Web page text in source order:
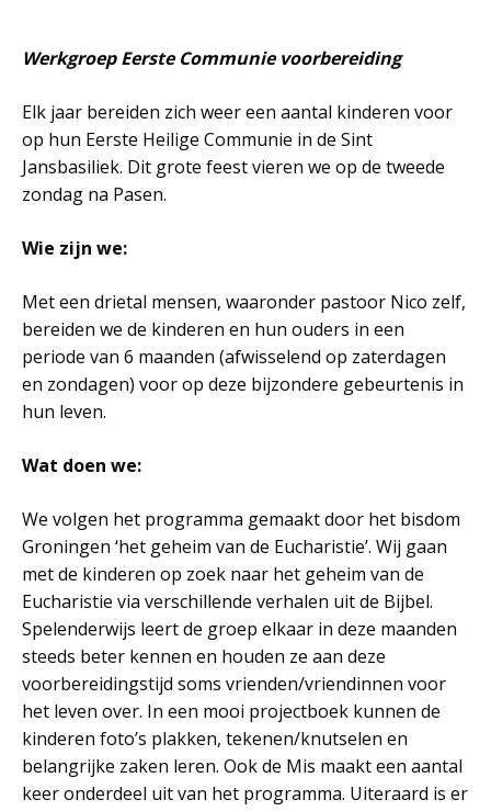
Werkgroep Eerste Communie voorbereiding
Elk jaar bereiden zich weer een aantal kinderen voor
op hun Eerste Heilige Communie in de Sint
Jansbasiliek. Dit grote feest vieren we op de tweede
zondag na Pasen.
Wie zijn we:
Met een drietal mensen, waaronder pastoor Nico zelf,
bereiden we de kinderen en hun ouders in een
periode van 6 maanden (afwisselend op zaterdagen
en zondagen) voor op deze bijzondere gebeurtenis in
hun leven.
Wat doen we:
We volgen het programma gemaakt door het bisdom
Groningen ‘het geheim van de Eucharistie’. Wij gaan
met de kinderen op zoek naar het geheim van de
Eucharistie via verschillende verhalen uit de Bijbel.
Spelenderwijs leert de groep elkaar in deze maanden
steeds beter kennen en houden ze aan deze
voorbereidingstijd soms vrienden/vriendinnen voor
het leven over. In een mooi projectboek kunnen de
kinderen foto’s plakken, tekenen/knutselen en
belangrijke zaken leren. Ook de Mis maakt een aantal
keer onderdeel uit van het programma. Uiteraard is er